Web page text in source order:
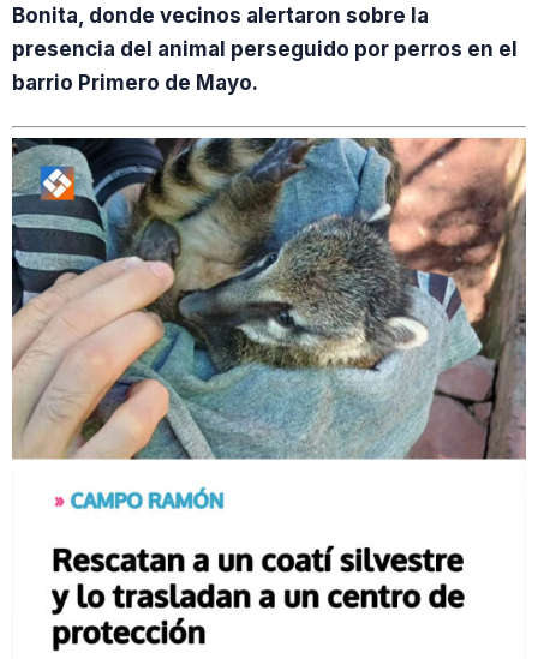
Bonita, donde vecinos alertaron sobre la
presencia del animal perseguido por perros en el
barrio Primero de Mayo.